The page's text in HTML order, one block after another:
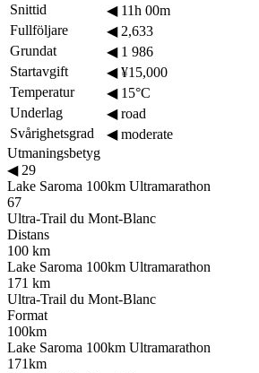
Snittid
◀11h 00m
Fullföljare
◀2,633
Grundat
◀1 986
Startavgift
◀¥15,000
Temperatur
◀15°C
Underlag
◀road
Svårighetsgrad
◀moderate
Utmaningsbetyg
◀29
Lake Saroma 100km Ultramarathon
67
Ultra-Trail du Mont-Blanc
Distans
100 km
Lake Saroma 100km Ultramarathon
171 km
Ultra-Trail du Mont-Blanc
Format
100km
Lake Saroma 100km Ultramarathon
171km